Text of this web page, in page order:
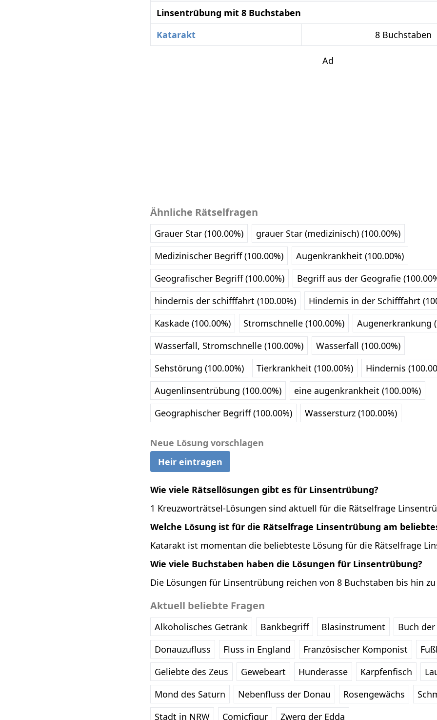
Linsentrübung mit 8 Buchstaben
Katarakt
8 Buchstaben
Ad
Ähnliche Rätselfragen
Grauer Star (100.00%)
grauer Star (medizinisch) (100.00%)
Medizinischer Begriff (100.00%)
Augenkrankheit (100.00%)
Geografischer Begriff (100.00%)
Begriff aus der Geografie
hindernis der schifffahrt (100.00%)
Hindernis in der Schifffahrt
Kaskade (100.00%)
Stromschnelle (100.00%)
Augenerkrankung
Wasserfall, Stromschnelle (100.00%)
Wasserfall (100.00%)
Sehstörung (100.00%)
Tierkrankheit (100.00%)
Hindernis
Augenlinsentrübung (100.00%)
eine augenkrankheit (100.00%)
Geographischer Begriff (100.00%)
Wassersturz (100.00%)
Neue Lösung vorschlagen
Heir eintragen
Wie viele Rätsellösungen gibt es für Linsentrübung?
1 Kreuzworträtsel-Lösungen sind aktuell für die Rätselfrage
Welche Lösung ist für die Rätselfrage Linsentrübung am
Katarakt ist momentan die beliebteste Lösung für die Rätselfrage
Wie viele Buchstaben haben die Lösungen für Linsentrübung?
Die Lösungen für Linsentrübung reichen von 8 Buchstaben bis hin
Aktuell beliebte Fragen
Alkoholisches Getränk Bankbegriff Blasinstrument
Buch
Donauzufluss
Fluss in England Französischer Komponist
Geliebte des Zeus
Gewebeart Hunderasse Karpfenfisch
Mond des Saturn
Nebenfluss der Donau Rosengewächs
Stadt in NRW
Comicfigur Zwerg der Edda